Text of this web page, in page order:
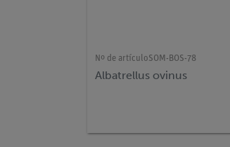
Nº de artículoSOM-BOS-78
Albatrellus ovinus